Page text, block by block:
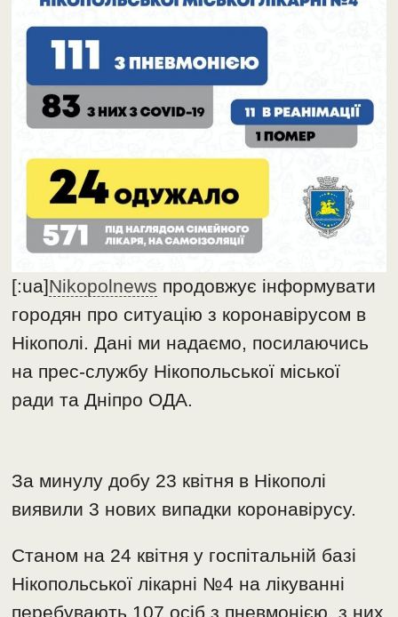
[:ua]Nikopolnews продовжує інформувати
городян про ситуацію з коронавірусом в
Нікополі. Дані ми надаємо, посилаючись
на прес-службу Нікопольської міської
ради та Дніпро ОДА.
За минулу добу 23 квітня в Нікополі
виявили 3 нових випадки коронавірусу.
Станом на 24 квітня у госпітальній базі
Нікопольської лікарні №4 на лікуванні
перебувають 107 осіб з пневмонією, з них